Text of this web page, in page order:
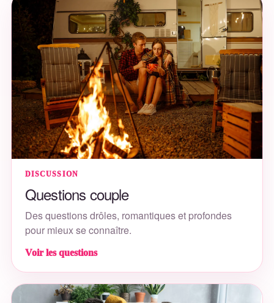
DISCUSSION
Questions couple
Des questions drôles, romantiques et profondes
pour mieux se connaître.
Voir les questions